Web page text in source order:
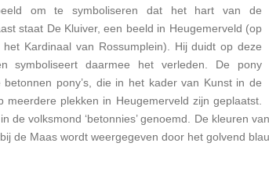
om te symboliseren dat het hart van de
staat De Kluiver, een beeld in Heugemerveld (op
Kardinaal van Rossumplein). Hij duidt op deze
symboliseert daarmee het verleden. De pony
pony’s, die in het kader van Kunst in de
plekken in Heugemerveld zijn geplaatst.
de volksmond ‘betonnies’ genoemd. De kleuren
de Maas wordt weergegeven door het golvend